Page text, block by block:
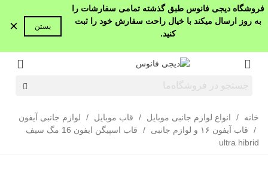
فروشگاه دیجی فانوس طبق گذشته تمامی سفارشات را
به روز ارسال میکند با خیال راحت سفارش خود را ثبت
کنید.
بستن ×
خانه / انواع لوازم جانبی موبایل / قاب موبایل /
لوازم جانبی آیفون
/
قاب آیفون ۱۶ و لوازم جانبی /
قاب اسپیگن ایفون 16 مگ سیف
ultra hibrid